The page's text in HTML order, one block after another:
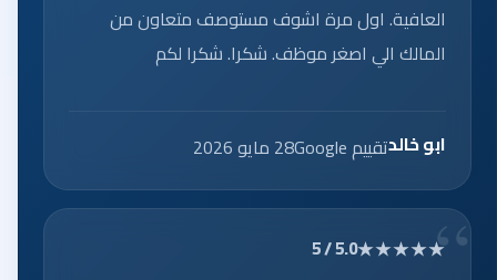
العافية. اول مرة اشوف مستوصف متعاون من
المالك الي اصغر موظف. شكرا. شكرا لكم
ابو خالدتقييم Google 28 مايو 2026
★★★★★
5.0 / 5